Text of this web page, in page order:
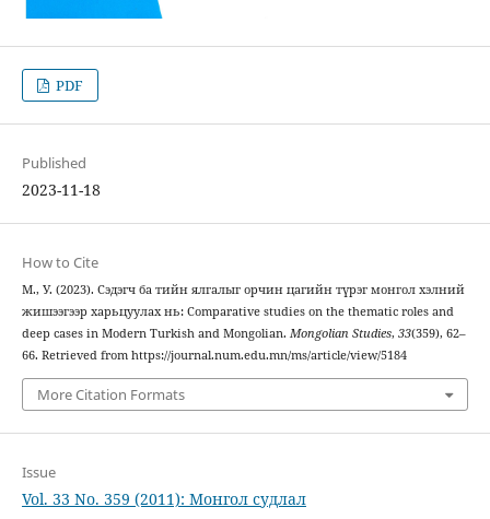
PDF
Published
2023-11-18
How to Cite
М., У. (2023). Сэдэгч ба тийн ялгалыг орчин цагийн түрэг монгол хэлний
жишээгээр харьцуулах нь: Comparative studies on the thematic roles and
deep cases in Modern Turkish and Mongolian. Mongolian Studies, 33(359), 62–
66. Retrieved from https://journal.num.edu.mn/ms/article/view/5184
More Citation Formats
Issue
Vol. 33 No. 359 (2011): Монгол судлал